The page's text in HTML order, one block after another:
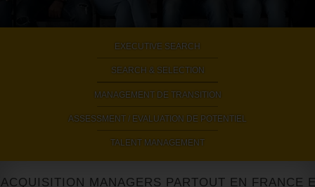
EXECUTIVE SEARCH
SEARCH & SELECTION
MANAGEMENT DE TRANSITION
ASSESSMENT / EVALUATION DE POTENTIEL
TALENT MANAGEMENT
MANAGERS PARTOUT EN FRANCE ET